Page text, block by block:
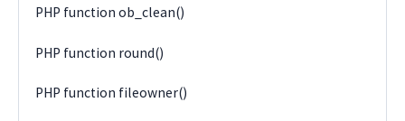
PHP function ob_clean()
PHP function round()
PHP function fileowner()